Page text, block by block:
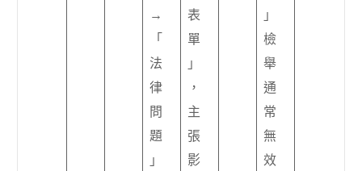
→
「
法
律
問
題
」
表
單
」
，
主
張
影
」
檢
舉
通
常
無
效